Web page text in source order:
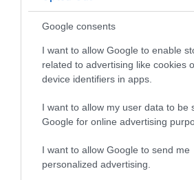
Google consents
I want to allow Google to enable
related to advertising like cookies
device identifiers in apps.
I want to allow my user data to be
Google for online advertising
I want to allow Google to send me
personalized advertising.